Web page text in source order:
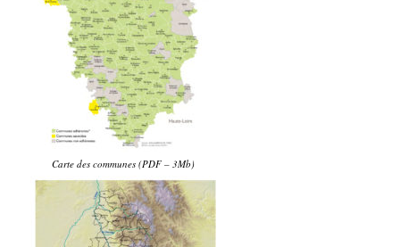
Carte des communes (PDF – 3Mb)